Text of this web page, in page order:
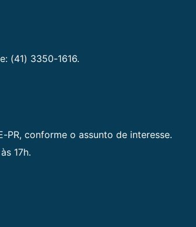
(41) 3350-1616.
PR, conforme o assunto de interesse.
17h.